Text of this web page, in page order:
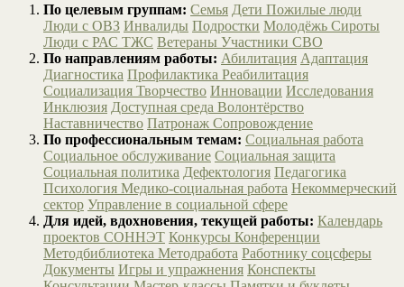
По целевым группам: Семья Дети Пожилые люди
Люди с ОВЗ Инвалиды Подростки Молодёжь Сироты
Люди с РАС ТЖС Ветераны Участники СВО
По направлениям работы: Абилитация Адаптация
Диагностика Профилактика Реабилитация
Социализация Творчество Инновации Исследования
Инклюзия Доступная среда Волонтёрство
Наставничество Патронаж Сопровождение
По профессиональным темам: Социальная работа
Социальное обслуживание Социальная защита
Социальная политика Дефектология Педагогика
Психология Медико-социальная работа Некоммерческий
сектор Управление в социальной сфере
Для идей, вдохновения, текущей работы: Календарь
проектов СОННЭТ Конкурсы Конференции
Методбиблиотека Методработа Работнику соцсферы
Документы Игры и упражнения Конспекты